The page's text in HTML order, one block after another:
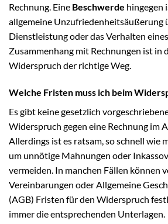
Rechnung. Eine Beschwerde hingegen
allgemeine Unzufriedenheitsäußerung
Dienstleistung oder das Verhalten
Zusammenhang mit Rechnungen ist in
Widerspruch der richtige Weg.
Welche Fristen muss ich beim
Es gibt keine gesetzlich
Widerspruch gegen eine Rechnung im
Allerdings ist es ratsam, so schnell wie
um unnötige Mahnungen oder
vermeiden. In manchen Fällen können
Vereinbarungen oder Allgemeine
(AGB) Fristen für den Widerspruch
immer die entsprechenden Unterlagen.